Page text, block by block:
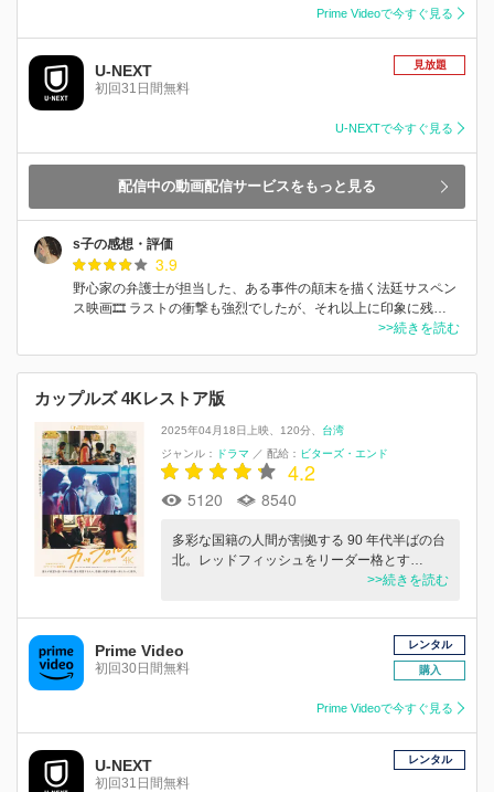
Prime Videoで今すぐ見る
U-NEXT
初回31日間無料
見放題
U-NEXTで今すぐ見る
配信中の動画配信サービスをもっと見る
s子の感想・評価
3.9
野心家の弁護士が担当した、ある事件の顛末を描く法廷サスペン
ス映画🎞️ ラストの衝撃も強烈でしたが、それ以上に印象に残…
>>続きを読む
カップルズ 4Kレストア版
2025年04月18日上映 120分
台湾
ジャンル：
ドラマ ／ 配給： ビターズ・エンド
4.2
5120 8540
多彩な国籍の人間が割拠する 90 年代半ばの台
北。レッドフィッシュをリーダー格とす…
>>続きを読む
Prime Video
初回30日間無料
レンタル
購入
Prime Videoで今すぐ見る
U-NEXT
初回31日間無料
レンタル